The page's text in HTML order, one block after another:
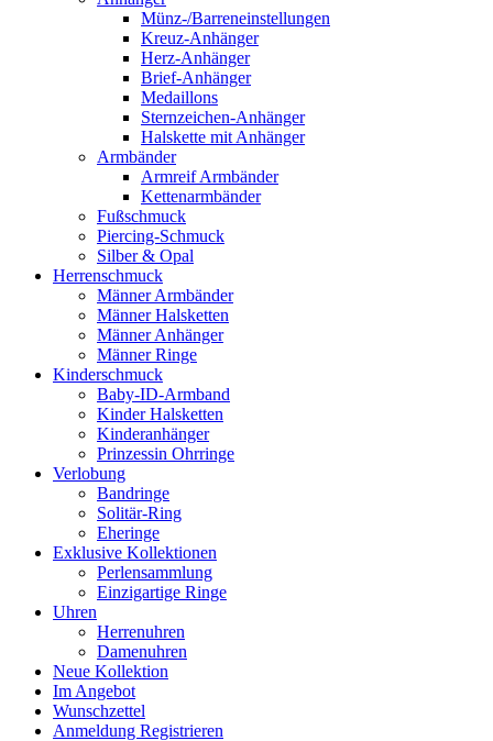
Münz-/Barreneinstellungen
Kreuz-Anhänger
Herz-Anhänger
Brief-Anhänger
Medaillons
Sternzeichen-Anhänger
Halskette mit Anhänger
Armbänder
Armreif Armbänder
Kettenarmbänder
Fußschmuck
Piercing-Schmuck
Silber & Opal
Herrenschmuck
Männer Armbänder
Männer Halsketten
Männer Anhänger
Männer Ringe
Kinderschmuck
Baby-ID-Armband
Kinder Halsketten
Kinderanhänger
Prinzessin Ohrringe
Verlobung
Bandringe
Solitär-Ring
Eheringe
Exklusive Kollektionen
Perlensammlung
Einzigartige Ringe
Uhren
Herrenuhren
Damenuhren
Neue Kollektion
Im Angebot
Wunschzettel
Anmeldung Registrieren